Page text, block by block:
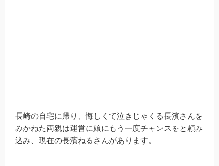
長崎の自宅に帰り、悔しくて泣きじゃくる長濱さんを
みかねた両親は運営に娘にもう一度チャンスをと頼み
込み、現在の長濱ねるさんがあります。